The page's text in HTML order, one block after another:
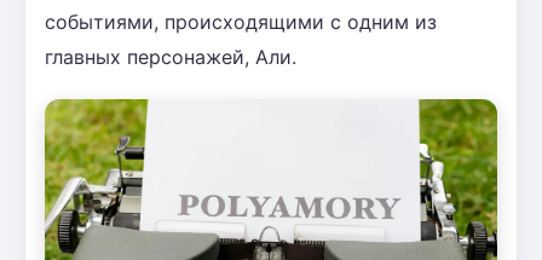
событиями, происходящими с одним из
главных персонажей, Али.